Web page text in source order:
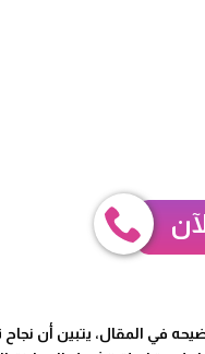
في المقال، يتبين أن